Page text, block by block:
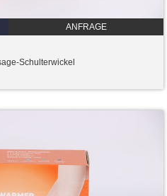
ANFRAGE
Schulterwickel